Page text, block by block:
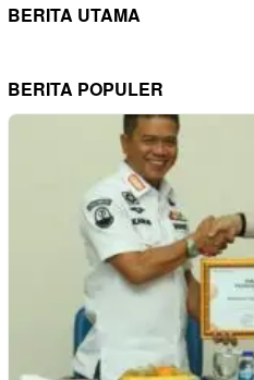
BERITA UTAMA
BERITA POPULER